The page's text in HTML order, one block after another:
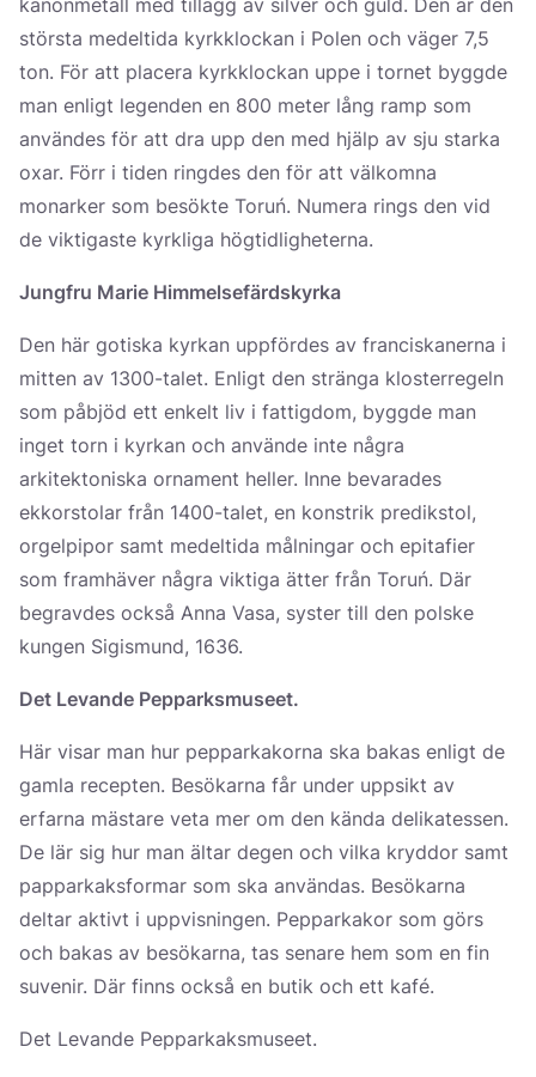
största medeltida kyrkklockan i Polen och väger 7,5
ton. För att placera kyrkklockan uppe i tornet byggde
man enligt legenden en 800 meter lång ramp som
användes för att dra upp den med hjälp av sju starka
oxar. Förr i tiden ringdes den för att välkomna
monarker som besökte Toruń. Numera rings den vid
de viktigaste kyrkliga högtidligheterna.
Jungfru Marie Himmelsefärdskyrka
Den här gotiska kyrkan uppfördes av franciskanerna i
mitten av 1300-talet. Enligt den stränga klosterregeln
som påbjöd ett enkelt liv i fattigdom, byggde man
inget torn i kyrkan och använde inte några
arkitektoniska ornament heller. Inne bevarades
ekkorstolar från 1400-talet, en konstrik predikstol,
orgelpipor samt medeltida målningar och epitafier
som framhäver några viktiga ätter från Toruń. Där
begravdes också Anna Vasa, syster till den polske
kungen Sigismund, 1636.
Det Levande Pepparksmuseet.
Här visar man hur pepparkakorna ska bakas enligt de
gamla recepten. Besökarna får under uppsikt av
erfarna mästare veta mer om den kända delikatessen.
De lär sig hur man ältar degen och vilka kryddor samt
papparkaksformar som ska användas. Besökarna
deltar aktivt i uppvisningen. Pepparkakor som görs
och bakas av besökarna, tas senare hem som en fin
suvenir. Där finns också en butik och ett kafé.
Det Levande Pepparkaksmuseet.